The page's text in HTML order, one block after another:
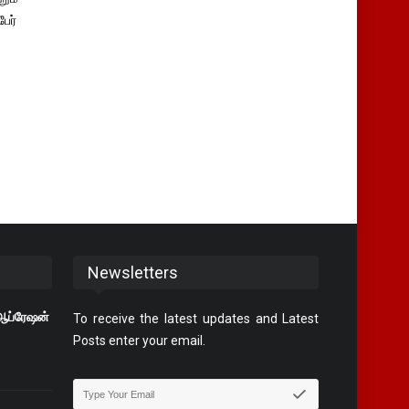
ஆப்ரேஷன்
Newsletters
To receive the latest updates and Latest
Posts enter your email.